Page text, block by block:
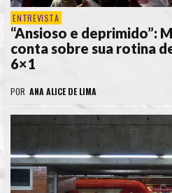
ENTREVISTA
“Ansioso e deprimido”:
conta sobre sua rotina
6×1
POR ANA ALICE DE LIMA